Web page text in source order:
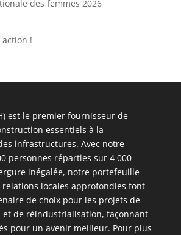
des femmes 2026
!
est le premier fournisseur de
essentiels à la
infrastructures. Avec notre
personnes réparties sur 4 000
inégalée, notre portefeuille
relations locales approfondies font
de choix pour les projets de
et de réindustrialisation, façonnant
pour un avenir meilleur. Pour plus